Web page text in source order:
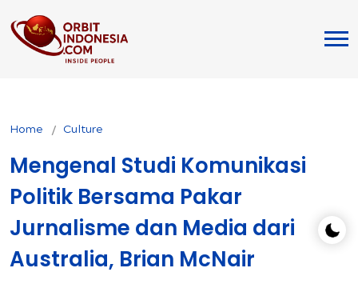
Home Culture
Mengenal Studi Komunikasi
Politik Bersama Pakar
Jurnalisme dan Media dari
Australia, Brian McNair